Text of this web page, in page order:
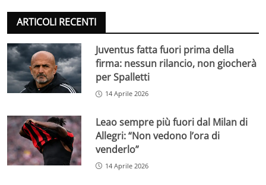
ARTICOLI RECENTI
Juventus fatta fuori prima della
firma: nessun rilancio, non giocherà
per Spalletti
14 Aprile 2026
Leao sempre più fuori dal Milan di
Allegri: “Non vedono l’ora di
venderlo”
14 Aprile 2026